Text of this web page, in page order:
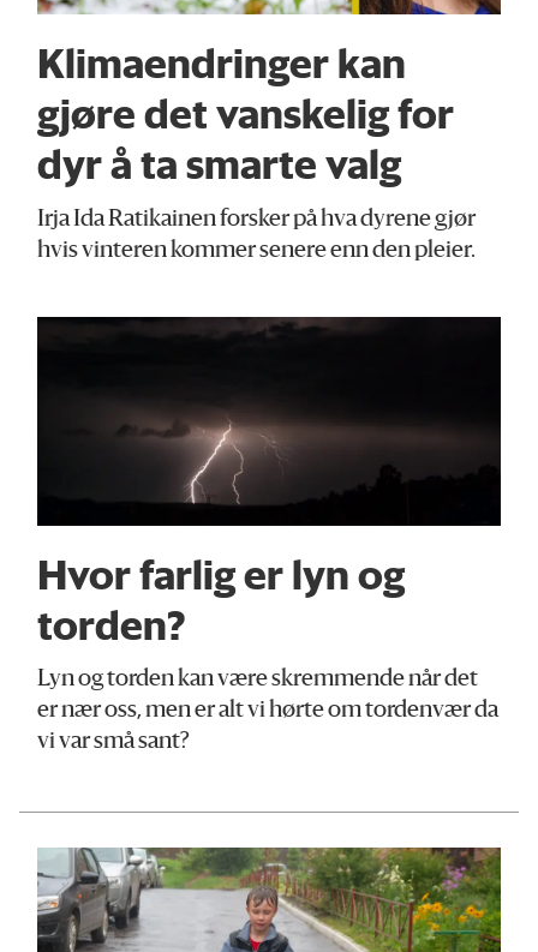
Klimaendringer kan
gjøre det vanskelig for
dyr å ta smarte valg
Irja Ida Ratikainen forsker på hva dyrene gjør
hvis vinteren kommer senere enn den pleier.
Hvor farlig er lyn og
torden?
Lyn og torden kan være skremmende når det
er nær oss, men er alt vi hørte om tordenvær da
vi var små sant?